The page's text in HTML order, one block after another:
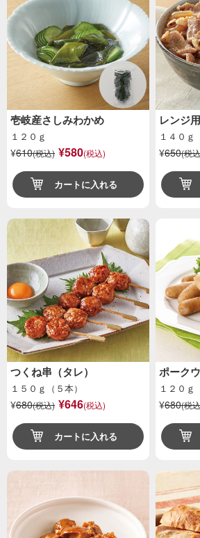
壱岐産さしみわかめ
１２０ｇ
¥610(税込) ¥580(税込)
カートに入れる
レンジ
１４０ｇ
¥650(税
つくね串（タレ）
１５０ｇ（５本）
¥680(税込) ¥646(税込)
カートに入れる
ポーク
１２０ｇ
¥680(税